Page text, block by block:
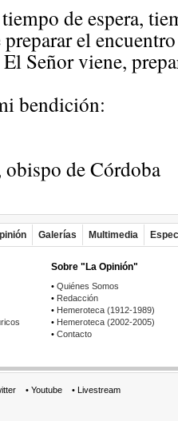
de espera,
el
Señor viene,
bendición:
de Córdoba
Galerías Multimedia
Sobre "La Opinión"
• Quiénes Somos
• Redacción
• Hemeroteca (1912-1989)
• Hemeroteca (2002-2005)
• Contacto
• Youtube • Livestream